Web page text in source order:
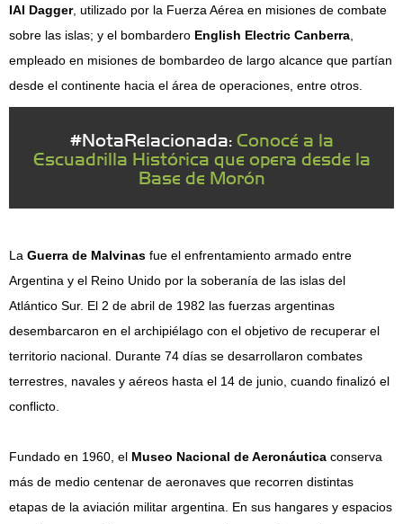
IAI Dagger, utilizado por la Fuerza Aérea en misiones de combate
sobre las islas; y el bombardero English Electric Canberra
empleado en misiones de bombardeo de largo alcance que partían
desde el continente hacia el área de operaciones, entre otros.
#NotaRelacionada: Conocé a la
Escuadrilla Histórica que opera desde la
Base de Morón
La Guerra de Malvinas fue el enfrentamiento armado entre
Argentina y el Reino Unido por la soberanía de las islas del
Atlántico Sur. El 2 de abril de 1982 las fuerzas argentinas
desembarcaron en el archipiélago con el objetivo de recuperar el
territorio nacional. Durante 74 días se desarrollaron combates
terrestres, navales y aéreos hasta el 14 de junio, cuando finalizó el
conflicto.
Fundado en 1960, el Museo Nacional de Aeronáutica conserva
más de medio centenar de aeronaves que recorren distintas
etapas de la aviación militar argentina. En sus hangares y espacios